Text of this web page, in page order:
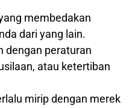
membedakan
dari yang lain.
dengan peraturan
atau ketertiban
mirip dengan merek